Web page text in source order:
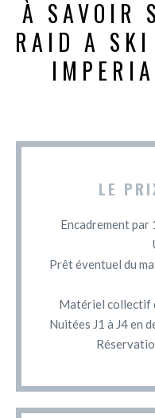
À SAVOIR
RAID A SKI
LE
Encadrement par
Prêt éventuel du
Matériel collectif
Nuitées J1 à J4 en